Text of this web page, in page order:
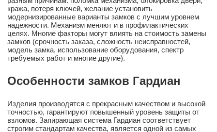
кража, потеря ключей, желание установить
модернизированные варианты замков с лучшим уровнем
надежности. Механизм меняют и в профилактических
целях. Многие факторы могут влиять на стоимость замены
замков (срочность заказа, сложность неисправностей,
модель замка, использование оборудования, спектр
требуемых работ и многие другие).
Особенности замков Гардиан
Изделия производятся с прекрасным качеством и высокой
точностью, гарантируют повышенный уровень защиты от
взломов. Запирающая система Гардиан соответствует
строгим стандартам качества, является одной из самых